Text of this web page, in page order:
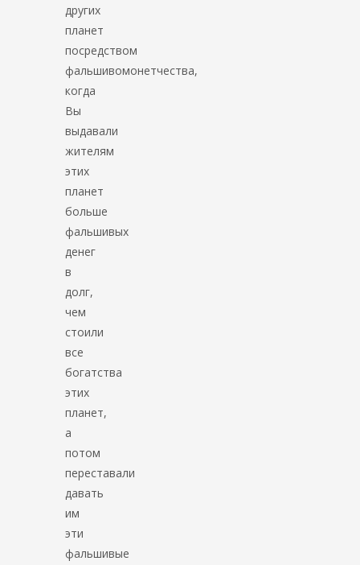
других
планет
посредством
фальшивомонетчества,
когда
Вы
выдавали
жителям
этих
планет
больше
фальшивых
денег
в
долг,
чем
стоили
все
богатства
этих
планет,
а
потом
переставали
давать
им
эти
фальшивые